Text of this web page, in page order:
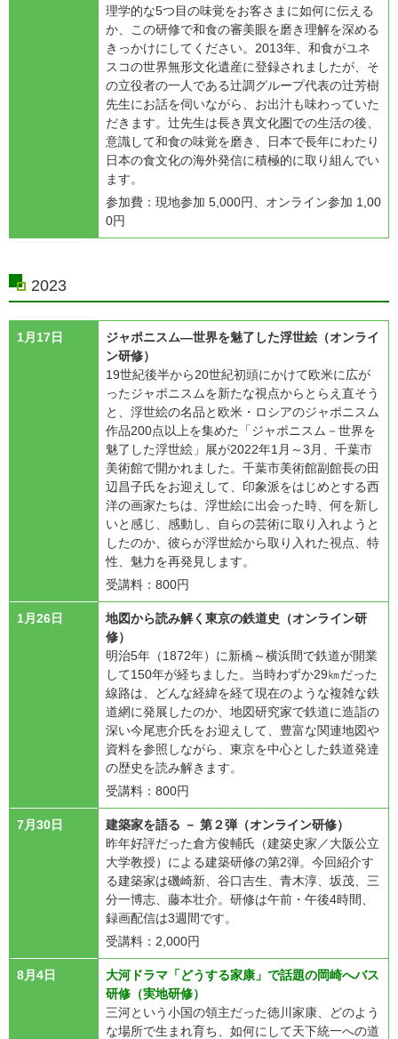
理学的な5つ目の味覚をお客さまに如何に伝える
か、この研修で和食の審美眼を磨き理解を深める
きっかけにしてください。2013年、和食がユネ
スコの世界無形文化遺産に登録されましたが、そ
の立役者の一人である辻調グループ代表の辻芳樹
先生にお話を伺いながら、お出汁も味わっていた
だきます。辻先生は長き異文化圏での生活の後、
意識して和食の味覚を磨き、日本で長年にわたり
日本の食文化の海外発信に積極的に取り組んでい
ます。
参加費：現地参加 5,000円、オンライン参加 1,00
0円
2023
1月17日
ジャポニスム―世界を魅了した浮世絵（オンライ
ン研修）
19世紀後半から20世紀初頭にかけて欧米に広が
ったジャポニスムを新たな視点からとらえ直そう
と、浮世絵の名品と欧米・ロシアのジャポニスム
作品200点以上を集めた「ジャポニスム－世界を
魅了した浮世絵」展が2022年1月～3月、千葉市
美術館で開かれました。千葉市美術館副館長の田
辺昌子氏をお迎えして、印象派をはじめとする西
洋の画家たちは、浮世絵に出会った時、何を新し
いと感じ、感動し、自らの芸術に取り入れようと
したのか、彼らが浮世絵から取り入れた視点、特
性、魅力を再発見します。
受講料：800円
1月26日
地図から読み解く東京の鉄道史（オンライン研
修）
明治5年（1872年）に新橋～横浜間で鉄道が開業
して150年が経ちました。当時わずか29㎞だった
線路は、どんな経緯を経て現在のような複雑な鉄
道網に発展したのか、地図研究家で鉄道に造詣の
深い今尾恵介氏をお迎えして、豊富な関連地図や
資料を参照しながら、東京を中心とした鉄道発達
の歴史を読み解きます。
受講料：800円
7月30日
建築家を語る － 第２弾（オンライン研修）
昨年好評だった倉方俊輔氏（建築史家／大阪公立
大学教授）による建築研修の第2弾。今回紹介す
る建築家は磯崎新、谷口吉生、青木淳、坂茂、三
分一博志、藤本壮介。研修は午前・午後4時間、
録画配信は3週間です。
受講料：2,000円
8月4日
大河ドラマ「どうする家康」で話題の岡崎へバス
研修（実地研修）
三河という小国の領主だった徳川家康、どのよう
な場所で生まれ育ち、如何にして天下統一への道